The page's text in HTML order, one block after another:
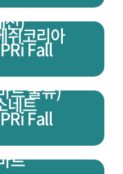
션)
코리아
트 물류)
Fall
네트
트
Fall